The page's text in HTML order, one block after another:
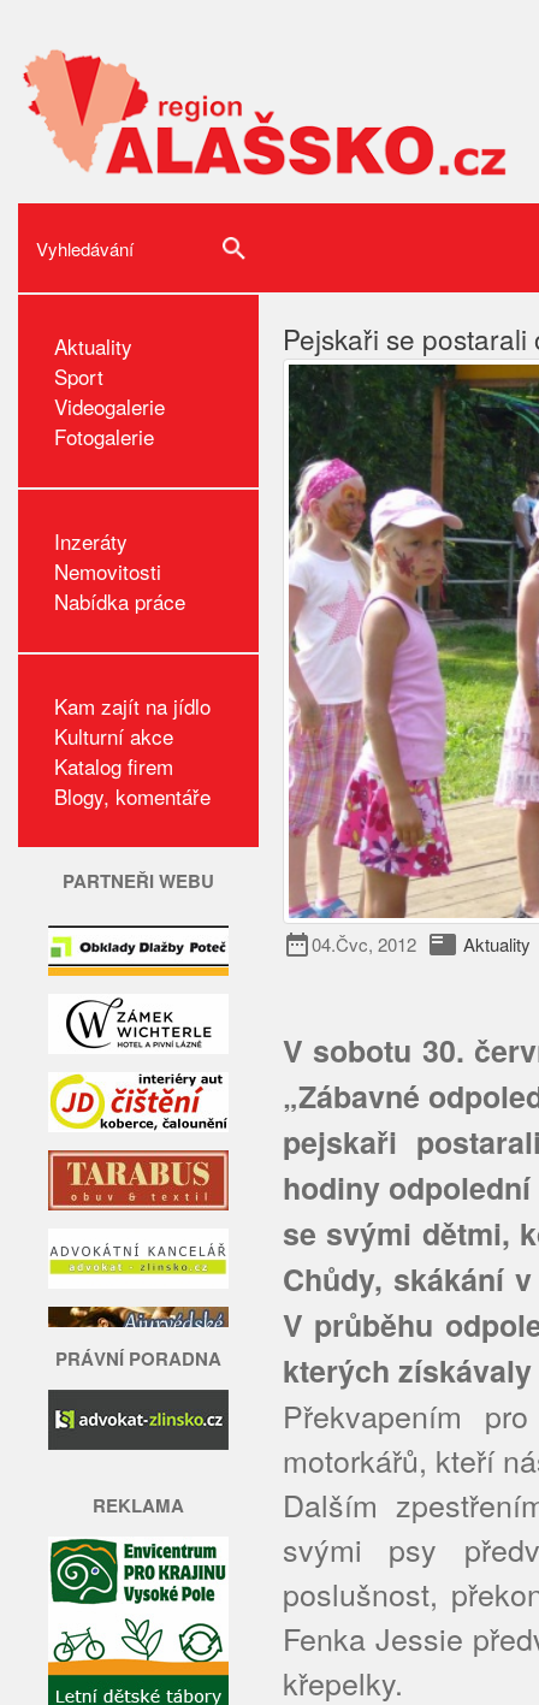
Aktuality
Sport
Videogalerie
Fotogalerie
Inzeráty
Nemovitosti
Nabídka práce
Kam zajít na jídlo
Kulturní akce
Katalog firem
Blogy, komentáře
PARTNEŘI WEBU
PRÁVNÍ PORADNA
REKLAMA
Pejskaři se
date_range04.Čvc, 2012 featured_play_list Aktuality
V sobotu 30.
„Zábavné
pejskaři
hodiny
se svými dětmi,
Chůdy, skákání
V průběhu
kterých
Překvapením
motorkářů, kteří
Dalším
svými psy
poslušnost,
Fenka Jessie
křepelky.